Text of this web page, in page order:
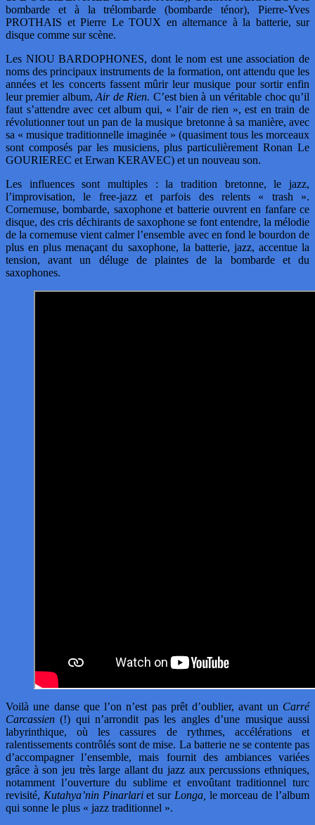
bombarde et à la trélombarde (bombarde ténor), Pierre-Yves
PROTHAIS et Pierre Le TOUX en alternance à la batterie, sur
disque comme sur scène.
Les NIOU BARDOPHONES, dont le nom est une association de
noms des principaux instruments de la formation, ont attendu que les
années et les concerts fassent mûrir leur musique pour sortir enfin
leur premier album,Air de Rien. C’est bien à un véritable choc qu’il
faut s’attendre avec cet album qui, « l’air de rien », est en train de
révolutionner tout un pan de la musique bretonne à sa manière, avec
sa « musique traditionnelle imaginée » (quasiment tous les morceaux
sont composés par les musiciens, plus particulièrement Ronan Le
GOURIEREC et Erwan KERAVEC) et un nouveau son.
Les influences sont multiples : la tradition bretonne, le jazz,
l’improvisation, le free-jazz et parfois des relents « trash ».
Cornemuse, bombarde, saxophone et batterie ouvrent en fanfare ce
disque, des cris déchirants de saxophone se font entendre, la mélodie
de la cornemuse vient calmer l’ensemble avec en fond le bourdon de
plus en plus menaçant du saxophone, la batterie, jazz, accentue la
tension, avant un déluge de plaintes de la bombarde et du
saxophones.
Voilà une danse que l’on n’est pas prêt d’oublier, avant un Carré
Carcassien (!) qui n’arrondit pas les angles d’une musique aussi
labyrinthique, où les cassures de rythmes, accélérations et
ralentissements contrôlés sont de mise. La batterie ne se contente pas
d’accompagner l’ensemble, mais fournit des ambiances variées
grâce à son jeu très large allant du jazz aux percussions ethniques,
notamment l’ouverture du sublime et envoûtant traditionnel turc
revisité, Kutahya’nin Pinarlariet sur Longa, le morceau de l’album
qui sonne le plus « jazz traditionnel ».